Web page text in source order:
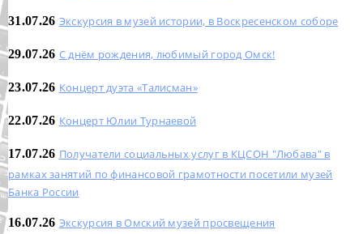
31.07.26 Экскурсия в музей истории, в Воскресенском соборе
29.07.26 С днём рождения, любимый город Омск!
23.07.26 Концерт дуэта «Талисман»
22.07.26 Концерт Юлии Турнаевой
17.07.26 Получатели социальных услуг в КЦСОН "Любава" в
рамках занятий по финансовой грамотности посетили музей
Банка России
16.07.26 Экскурсия в Омский музей просвещения